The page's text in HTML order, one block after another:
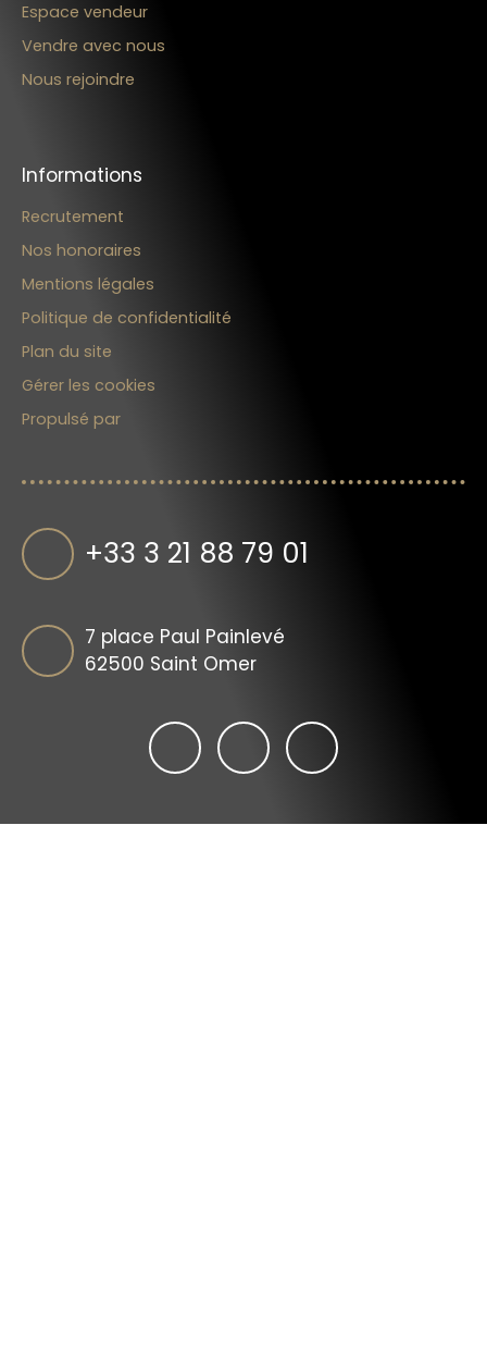
Espace vendeur
Vendre avec nous
Nous rejoindre
Informations
Recrutement
Nos honoraires
Mentions légales
Politique de confidentialité
Plan du site
Gérer les cookies
Propulsé par
+33 3 21 88 79 01
7 place Paul Painlevé
62500 Saint Omer